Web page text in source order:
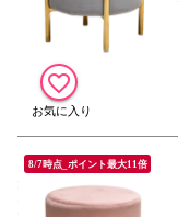
8/7時点_ポイント最大11倍